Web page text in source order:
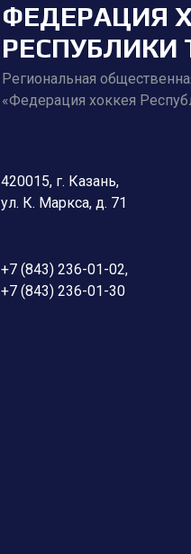
ФЕДЕРАЦИЯ
РЕСПУБЛИКИ
Региональная
«Федерация хоккея
420015, г. Казань,
ул. К. Маркса, д. 71
+7 (843) 236-01-02,
+7 (843) 236-01-30